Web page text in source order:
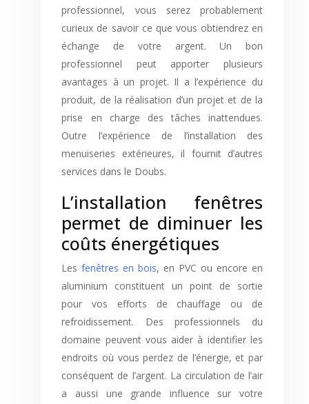
professionnel, vous serez probablement
curieux de savoir ce que vous obtiendrez en
échange de votre argent. Un bon
professionnel peut apporter plusieurs
avantages à un projet. Il a l’expérience du
produit, de la réalisation d’un projet et de la
prise en charge des tâches inattendues.
Outre l’expérience de l’installation des
menuiseries extérieures, il fournit d’autres
services dans le Doubs.
L’installation fenêtres
permet de diminuer les
coûts énergétiques
Lesfenêtres en bois, en PVC ou encore en
aluminium constituent un point de sortie
pour vos efforts de chauffage ou de
refroidissement. Des professionnels du
domaine peuvent vous aider à identifier les
endroits où vous perdez de l’énergie, et par
conséquent de l’argent. La circulation de l’air
a aussi une grande influence sur votre